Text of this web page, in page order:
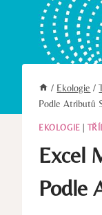
/ Ekologie /
Podle Atributů
EKOLOGIE
Excel
Podle